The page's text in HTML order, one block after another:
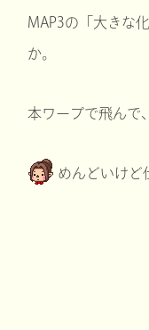
MAP3の「大きな
か。
本ワープで飛んで
めんどいけど